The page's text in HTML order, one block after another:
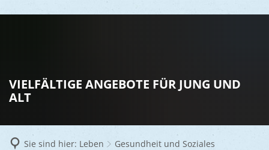
LEBEN
Vereine
Kinder
RATHAUS
Aktuelles
VIELFÄLTIGE ANGEBOTE FÜR JUNG UND
ALT
Sie sind hier: Leben
Gesundheit und Soziales